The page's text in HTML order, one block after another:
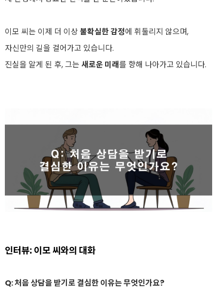
이모 씨는 이제 더 이상불확실한 감정에 휘둘리지 않으며,
자신만의 길을 걸어가고 있습니다.
진실을 알게 된 후, 그는 새로운 미래를 향해 나아가고 있습니다.
인터뷰: 이모 씨와의 대화
Q: 처음 상담을 받기로 결심한 이유는 무엇인가요?